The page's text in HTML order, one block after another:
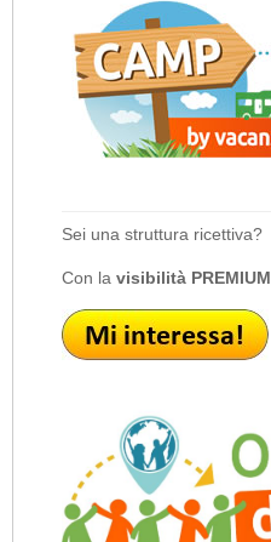
Sei una struttura ricettiva?
Con la visibilità PREMIUM